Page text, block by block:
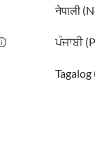
नेपाली
ਪੰਜਾਬੀ
Tagalog
nchini